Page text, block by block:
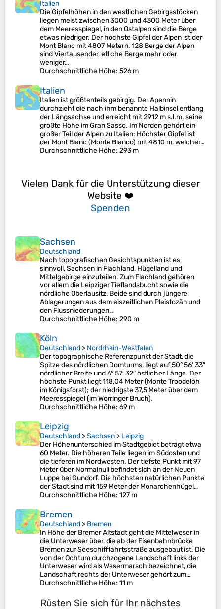
Italien
Die Gipfelhöhen in den westlichen Gebirgsstöcken
liegen meist zwischen 3000 und 4300 Meter über
dem Meeresspiegel, in den Ostalpen sind die Berge
etwas niedriger. Der höchste Gipfel der Alpen ist der
Mont Blanc mit 4807 Metern. 128 Berge der Alpen
sind Viertausender, etliche Berge mehr oder
weniger…
Durchschnittliche Höhe: 526 m
Italien
Italien ist größtenteils gebirgig. Der Apennin
durchzieht die nach ihm benannte Halbinsel entlang
der Längsachse und erreicht mit 2912 m s.l.m. seine
größte Höhe im Gran Sasso. Im Norden gehört ein
großer Teil der Alpen zu Italien: Höchster Gipfel ist
der Mont Blanc (Monte Bianco) mit 4810 m, welcher…
Durchschnittliche Höhe: 293 m
Vielen Dank für die Unterstützung dieser
Website ❤️
Spenden
Sachsen
Deutschland
Nach topografischen Gesichtspunkten ist es
sinnvoll, Sachsen in Flachland, Hügelland und
Mittelgebirge einzuteilen. Zum Flachland gehören
vor allem die Leipziger Tieflandsbucht sowie die
nördliche Oberlausitz. Beide sind durch jüngere
Ablagerungen aus dem eiszeitlichen Pleistozän und
den Flussniederungen…
Durchschnittliche Höhe: 290 m
Köln
Deutschland > Nordrhein-Westfalen
Der topographische Referenzpunkt der Stadt, die
Spitze des nördlichen Domturms, liegt auf 50° 56′ 33″
nördlicher Breite und 6° 57′ 32″ östlicher Länge. Der
höchste Punkt liegt 118,04 Meter (Monte Troodelöh
im Königsforst); der niedrigste 37,5 Meter über dem
Meeresspiegel (im Worringer Bruch).
Durchschnittliche Höhe: 69 m
Leipzig
Deutschland >Sachsen > Leipzig
Der Höhenunterschied im Stadtgebiet beträgt etwa
60 Meter. Die höheren Teile liegen im Südosten und
die tieferen im Nordwesten. Der tiefste Punkt mit 97
Meter über Normalnull befindet sich an der Neuen
Luppe bei Gundorf. Die höchsten natürlichen Punkte
der Stadt sind mit 159 Meter der Monarchenhügel…
Durchschnittliche Höhe: 127 m
Bremen
Deutschland > Bremen
In Höhe der Bremer Altstadt geht die Mittelweser in
die Unterweser über, die ab der Eisenbahnbrücke
Bremen zur Seeschifffahrtsstraße ausgebaut ist. Die
von der Ochtum durchzogene Landschaft links der
Unterweser wird als Wesermarsch bezeichnet, die
Landschaft rechts der Unterweser gehört zum…
Durchschnittliche Höhe: 11 m
Rüsten Sie sich für Ihr nächstes